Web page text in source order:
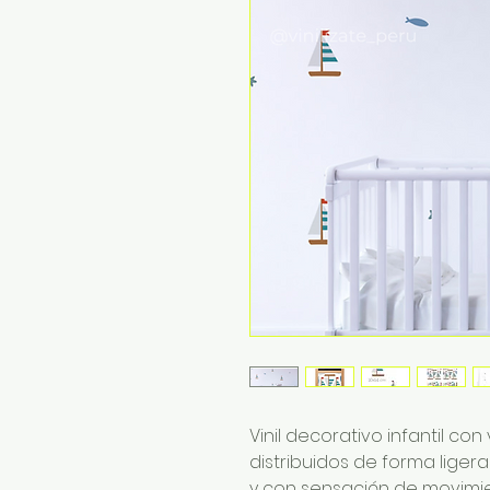
Vinil decorativo infantil con
distribuidos de forma